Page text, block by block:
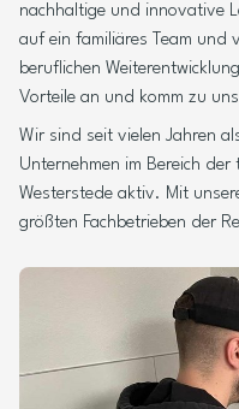
nachhaltige und innovative
auf ein familiäres Team und
beruflichen
Vorteile an und komm zu
Wir sind seit vielen Jahren
Unternehmen im Bereich
Westerstede aktiv. Mit
größten Fachbetrieben der